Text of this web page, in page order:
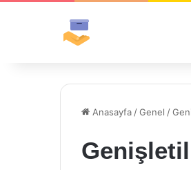
Anasayfa /Genel /